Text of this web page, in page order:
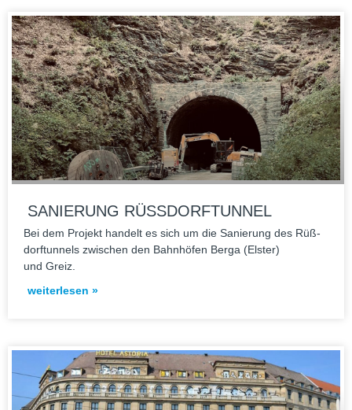
SANIERUNG RÜSSDORFTUNNEL
Bei dem Pro­jekt han­delt es sich um die Sanie­rung des Rüß­
dorf­tun­nels zwi­schen den Bahn­hö­fen Berga (Els­ter)
und Greiz.
weiterlesen »